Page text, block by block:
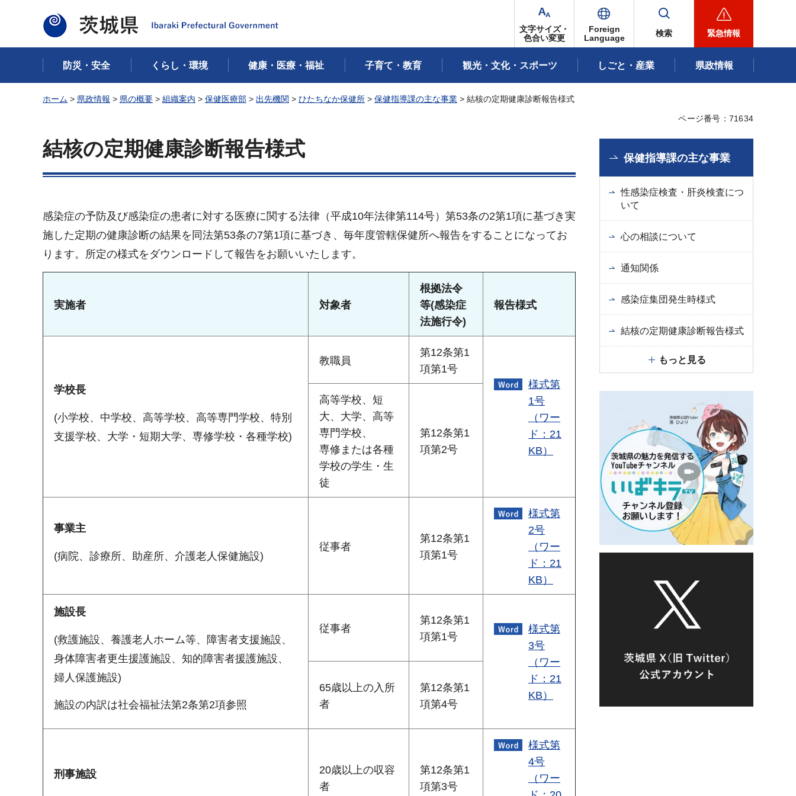
茨城県
文字サイズ・
色合い変更
Foreign
Language
検索 緊急情報
防災・安全 くらし・環境 健康・医療・福祉 子育て・教育 観光・文化・スポーツ しごと・産業 県政情報
ホーム > 県政情報 > 県の概要 > 組織案内 > 保健医療部 > 出先機関 > ひたちなか保健所 > 保健指導課の主な事業 > 結核の定期健康診断報告様式
ページ番号：71634
結核の定期健康診断報告様式
感染症の予防及び感染症の患者に対する医療に関する法律（平成10年法律第114号）第53条の2第1項に基づき実
施した定期の健康診断の結果を同法第53条の7第1項に基づき、毎年度管轄保健所へ報告をすることになってお
ります。所定の様式をダウンロードして報告をお願いいたします。
実施者 対象者
根拠法令
等(感染症
法施行令)
報告様式
学校長
(小学校、中学校、高等学校、高等専門学校、特別
支援学校、大学・短期大学、専修学校・各種学校)
教職員
第12条第1
項第1号
様式第
1号
（ワー
ド：21
KB）
高等学校、短
大、大学、高等
専門学校、
専修または各種
学校の学生・生
徒
第12条第1
項第2号
事業主
(病院、診療所、助産所、介護老人保健施設)
従事者
第12条第1
項第1号
様式第
2号
（ワー
ド：21
KB）
施設長
(救護施設、養護老人ホーム等、障害者支援施設、
身体障害者更生援護施設、知的障害者援護施設、
婦人保護施設)
施設の内訳は社会福祉法第2条第2項参照
従事者
第12条第1
項第1号
様式第
3号
（ワー
ド：21
KB）
65歳以上の入所
者
第12条第1
項第4号
刑事施設
20歳以上の収容
者
第12条第1
項第3号
様式第
4号
（ワー
保健指導課の主な事業
性感染症検査・肝炎検査につ
いて
心の相談について
通知関係
感染症集団発生時様式
結核の定期健康診断報告様式
もっと見る